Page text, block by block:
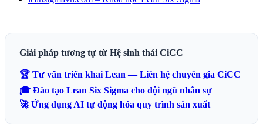
Giải pháp tương tự từ Hệ sinh thái CiCC
🏆 Tư vấn triển khai Lean — Liên hệ chuyên gia CiCC
🎓 Đào tạo Lean Six Sigma cho đội ngũ nhân sự
🚀 Ứng dụng AI tự động hóa quy trình sản xuất